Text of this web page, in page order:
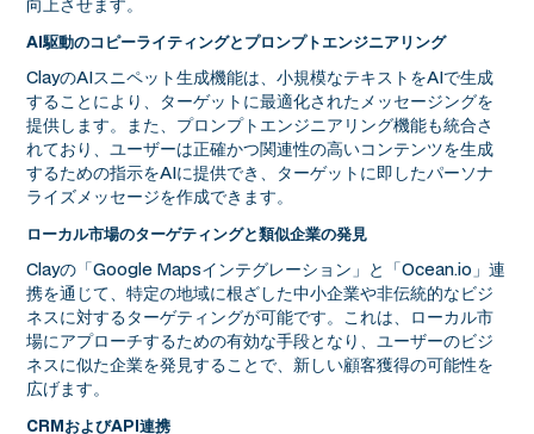
AI駆動のコピーライティングとプロンプトエンジニアリング
ClayのAIスニペット生成機能は、小規模なテキストをAIで生成
することにより、ターゲットに最適化されたメッセージングを
提供します。また、プロンプトエンジニアリング機能も統合さ
れており、ユーザーは正確かつ関連性の高いコンテンツを生成
するための指示をAIに提供でき、ターゲットに即したパーソナ
ライズメッセージを作成できます。
ローカル市場のターゲティングと類似企業の発見
Clayの「Google Mapsインテグレーション」と「Ocean.io」連
携を通じて、特定の地域に根ざした中小企業や非伝統的なビジ
ネスに対するターゲティングが可能です。これは、ローカル市
場にアプローチするための有効な手段となり、ユーザーのビジ
ネスに似た企業を発見することで、新しい顧客獲得の可能性を
広げます。
CRMおよびAPI連携